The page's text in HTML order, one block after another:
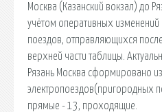
Москва (Казанский вокзал) до
учётом оперативных изменений
поездов, отправляющихся
верхней части таблицы.
Рязань Москва сформировано
электропоездов(пригородных
прямые - 13, проходящие.